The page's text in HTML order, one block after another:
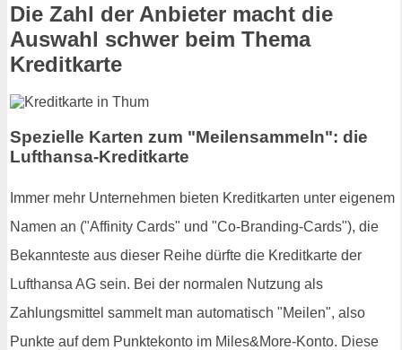
Die Zahl der Anbieter macht die
Auswahl schwer beim Thema
Kreditkarte
Spezielle Karten zum "Meilensammeln": die
Lufthansa-Kreditkarte
Immer mehr Unternehmen bieten Kreditkarten unter eigenem
Namen an ("Affinity Cards" und "Co-Branding-Cards"), die
Bekannteste aus dieser Reihe dürfte die Kreditkarte der
Lufthansa AG sein. Bei der normalen Nutzung als
Zahlungsmittel sammelt man automatisch "Meilen", also
Punkte auf dem Punktekonto im Miles&More-Konto. Diese